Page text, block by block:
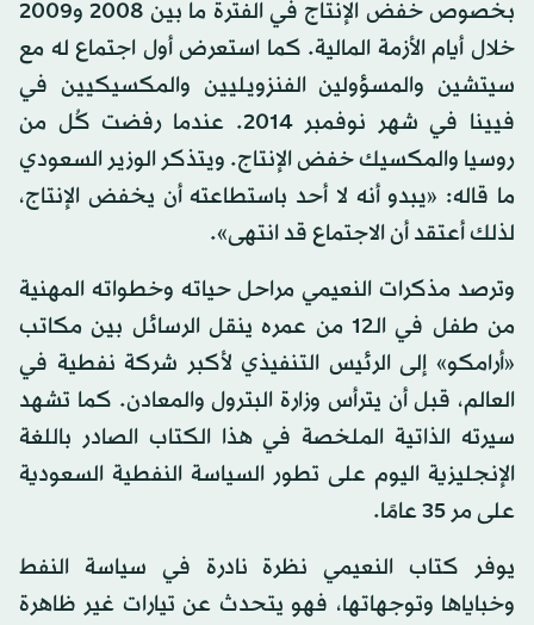
بخصوص خفض الإنتاج في الفترة ما بين 2008 و2009
خلال أيام الأزمة المالية. كما استعرض أول اجتماع له مع
سيتشين والمسؤولين الفنزويليين والمكسيكيين في
فيينا في شهر نوفمبر 2014. عندما رفضت كُل من
روسيا والمكسيك خفض الإنتاج. ويتذكر الوزير السعودي
ما قاله: «يبدو أنه لا أحد باستطاعته أن يخفض الإنتاج،
لذلك أعتقد أن الاجتماع قد انتهى».
وترصد مذكرات النعيمي مراحل حياته وخطواته المهنية
من طفل في الـ12 من عمره ينقل الرسائل بين مكاتب
«أرامكو» إلى الرئيس التنفيذي لأكبر شركة نفطية في
العالم، قبل أن يترأس وزارة البترول والمعادن. كما تشهد
سيرته الذاتية الملخصة في هذا الكتاب الصادر باللغة
الإنجليزية اليوم على تطور السياسة النفطية السعودية
على مر 35 عامًا.
يوفر كتاب النعيمي نظرة نادرة في سياسة النفط
وخباياها وتوجهاتها، فهو يتحدث عن تيارات غير ظاهرة